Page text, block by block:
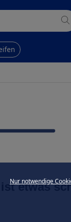
Nur notwendige
ist etwas